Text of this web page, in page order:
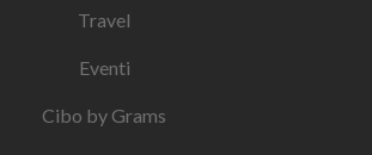
Travel
Eventi
Cibo by Grams